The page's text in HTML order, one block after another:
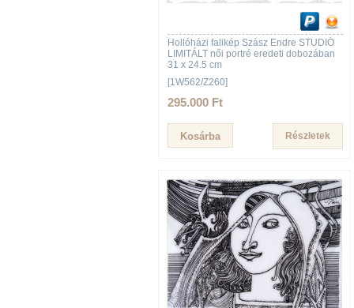
Hollóházi falikép Szász Endre STUDIÓ
LIMITÁLT női portré eredeti dobozában
31 x 24.5 cm
[1W562/Z260]
295.000 Ft
Részletek